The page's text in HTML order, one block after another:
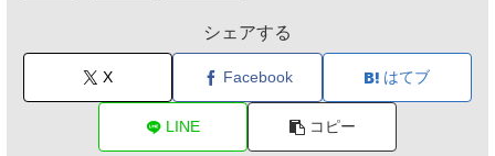
シェアする
X Facebook はてブ
LINE コピー